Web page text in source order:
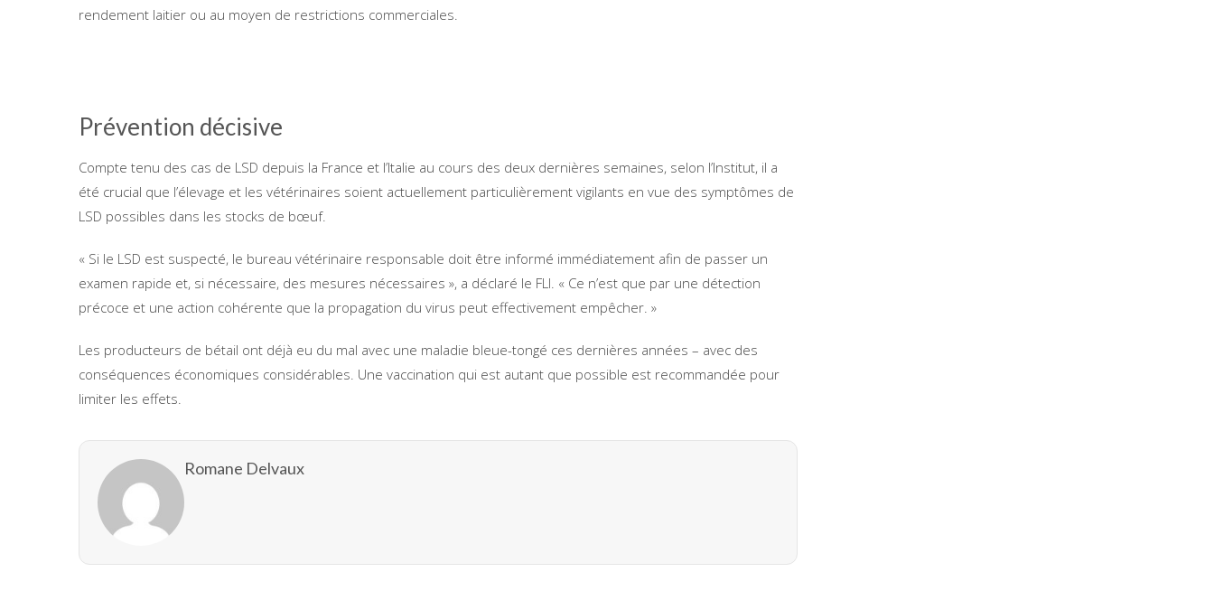
rendement laitier ou au moyen de restrictions commerciales.
Prévention décisive
Compte tenu des cas de LSD depuis la France et l’Italie au cours des deux dernières semaines, selon l’Institut, il a
été crucial que l’élevage et les vétérinaires soient actuellement particulièrement vigilants en vue des symptômes de
LSD possibles dans les stocks de bœuf.
« Si le LSD est suspecté, le bureau vétérinaire responsable doit être informé immédiatement afin de passer un
examen rapide et, si nécessaire, des mesures nécessaires », a déclaré le FLI. « Ce n’est que par une détection
précoce et une action cohérente que la propagation du virus peut effectivement empêcher. »
Les producteurs de bétail ont déjà eu du mal avec une maladie bleue-tongé ces dernières années – avec des
conséquences économiques considérables. Une vaccination qui est autant que possible est recommandée pour
limiter les effets.
Romane Delvaux